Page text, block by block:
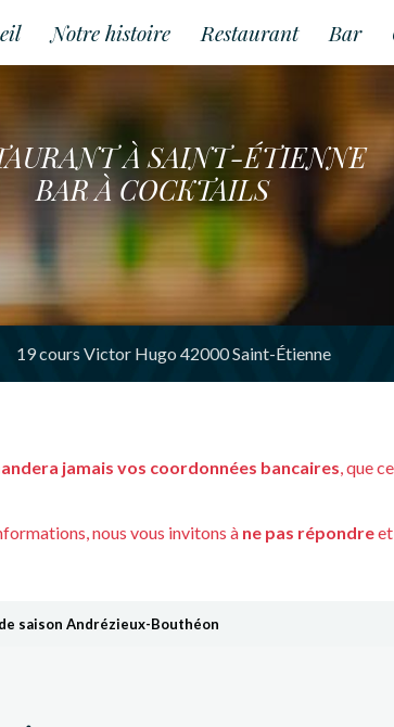
Notre histoire Restaurant Bar
À SAINT-ÉTIENNE
BAR À COCKTAILS
19 cours Victor Hugo 42000 Saint-Étienne
jamais vos coordonnées bancaires, que
nous vous invitons à ne pas répondre
saison Andrézieux-Bouthéon